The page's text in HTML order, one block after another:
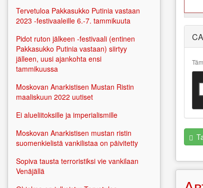
about text
Tervetuloa Pakkasukko Putinia vastaan
2023 -festivaaleille 6.-7. tammikuuta
Pidot ruton jälkeen -festivaali (entinen
Pakkasukko Putinia vastaan) siirtyy
jälleen, uusi ajankohta ensi
tammikuussa
Moskovan Anarkistisen Mustan Ristin
maaliskuun 2022 uutiset
Ei alueliitoksille ja imperialismille
Moskovan Anarkistisen mustan ristin
suomenkielistä vankilistaa on päivitetty
Sopiva tausta terroristiksi vie vankilaan
Venäjällä